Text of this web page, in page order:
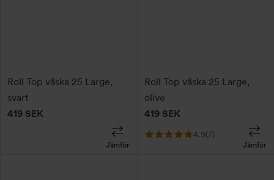
Roll Top väska 25 Large,
svart
419 SEK
Jämför
Roll Top väska 25 Large,
olive
419 SEK
4.9(7)
Jämför